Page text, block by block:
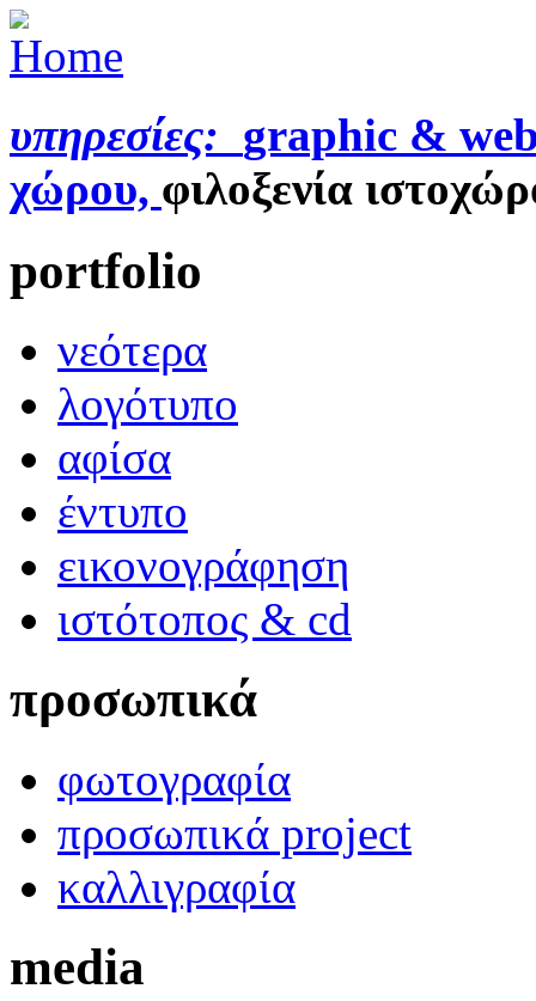
υπηρεσίες: graphic &
χώρου, φιλοξενία
portfolio
νεότερα
λογότυπο
αφίσα
έντυπο
εικονογράφηση
ιστότοπος & cd
προσωπικά
φωτογραφία
προσωπικά project
καλλιγραφία
media